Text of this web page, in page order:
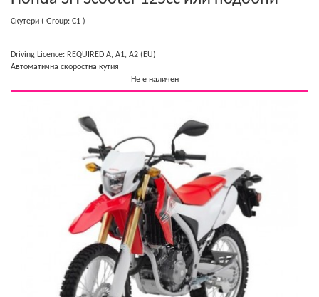
Скутери ( Group: C1 )
Driving Licence: REQUIRED A, A1, A2 (EU)
Автоматична скоростна кутия
Не е наличен